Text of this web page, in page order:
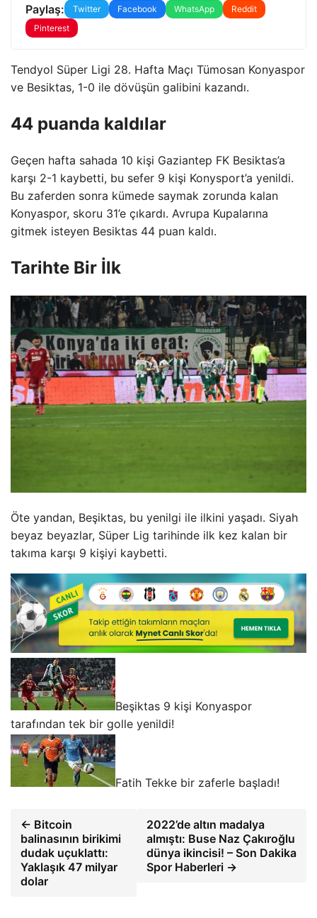
Paylaş: Twitter Facebook WhatsApp
Reddit
Pinterest
Tendyol Süper Ligi 28. Hafta Maçı Tümosan Konyaspor
ve Besiktas, 1-0 ile dövüşün galibini kazandı.
44 puanda kaldılar
Geçen hafta sahada 10 kişi Gaziantep FK Besiktas’a
karşı 2-1 kaybetti, bu sefer 9 kişi Konysport’a yenildi.
Bu zaferden sonra kümede saymak zorunda kalan
Konyaspor, skoru 31’e çıkardı. Avrupa Kupalarına
gitmek isteyen Besiktas 44 puan kaldı.
Tarihte Bir İlk
Öte yandan, Beşiktas, bu yenilgi ile ilkini yaşadı. Siyah
beyaz beyazlar, Süper Lig tarihinde ilk kez kalan bir
takıma karşı 9 kişiyi kaybetti.
Beşiktas 9 kişi Konyaspor
tarafından tek bir golle yenildi!
Fatih Tekke bir zaferle başladı!
← Bitcoin
balinasının birikimi
dudak uçuklattı:
Yaklaşık 47 milyar
dolar
2022’de altın madalya
almıştı: Buse Naz Çakıroğlu
dünya ikincisi! – Son Dakika
Spor Haberleri →